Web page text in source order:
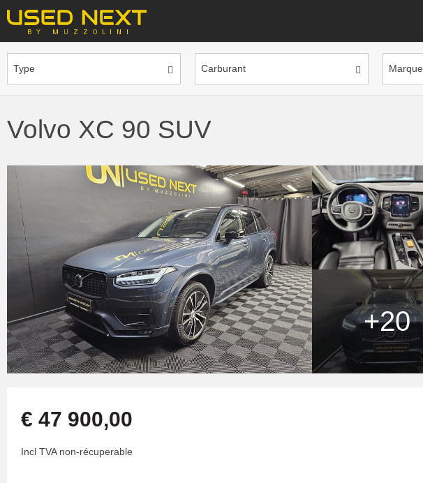
Type Carburant Marque
Volvo XC 90 SUV
+20
€ 47 900,00
Incl TVA non-récuperable